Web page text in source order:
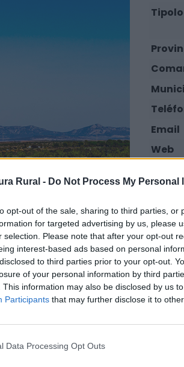
Rural - Do Not Process My Personal
opt-out of the sale, sharing to third parties, or
for targeted advertising by us, please
selection. Please note that after your opt-out
interest-based ads based on personal
to third parties prior to your opt-out.
of your personal information by third
This information may also be disclosed by us
Participants that may further disclose it to
Data Processing Opt Outs
Email
Web